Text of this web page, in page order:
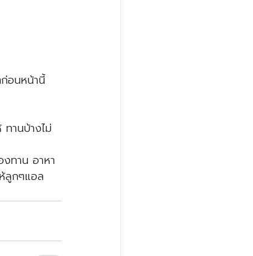
อนหน้านี้
ทานบ้างไม่
ทาน อาหา
ลูกๆแอล